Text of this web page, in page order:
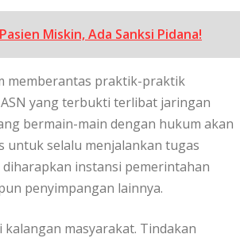
Miskin, Ada Sanksi Pidana!
memberantas praktik-praktik
yang terbukti terlibat jaringan
bermain-main dengan hukum akan
untuk selalu menjalankan tugas
instansi pemerintahan
penyimpangan lainnya.
masyarakat. Tindakan